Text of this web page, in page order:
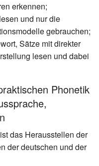
erkennen;
und nur die
gebrauchen;
Sätze mit direkter
lesen und dabei
Phonetik
das Herausstellen der
der deutschen und der